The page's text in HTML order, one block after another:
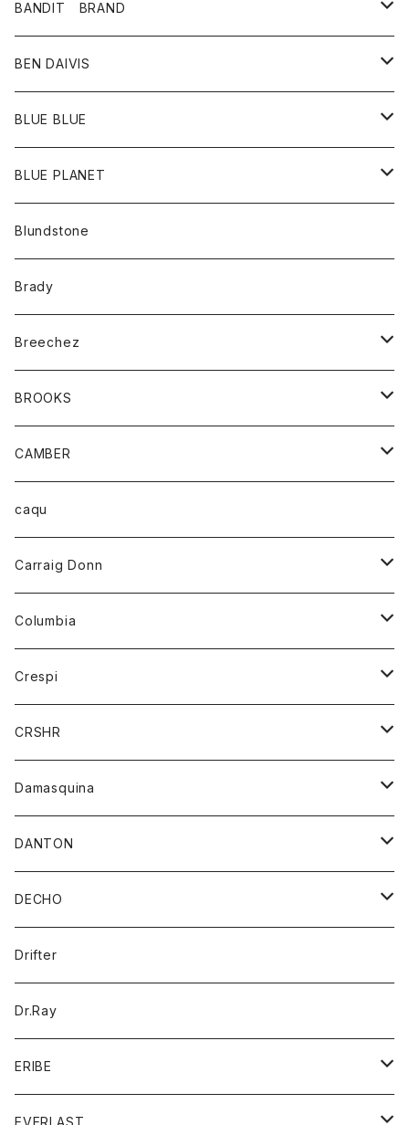
靴
革ジャケット
アクセサリー
バッグ
ポーチ
BANDIT BRAND
トップス
Ｔシャツ
BEN DAIVIS
ポトム
パンツ
BLUE BLUE
アウター
カーディガン
コート
アクセサリー
バッグ
ベルト
キッズ
Tシャツ
グッズ
アンダーウェアー
カードホルダー
チーフ
バンダナ
トップス
カーディガン
トレーナー
パーカー
ボトム
オーバーオール
ショートパンツ
レディース
オーバーオール
カーディガン
Tシャツ
パーカー
BLUE PLANET
サングラス
Blundstone
Brady
Breechez
シャツ
BROOKS
グッズ
靴
CAMBER
トップス
ハーフスリーブTシャツ
caqu
Carraig Donn
ニット
Columbia
アウター
ジャケット
Crespi
ジャケット
ワンピース
ブラウス
CRSHR
キャップ
Damasquina
ウォレット
カードケース
バッグ
DANTON
アウター
コート
ジャケット
アクセサリー
バッグ
キッズ
シャツ
Tシャツ
グッズ
帽子
トップス
DECHO
帽子
Drifter
Dr.Ray
ERIBE
ニット
EVERLAST